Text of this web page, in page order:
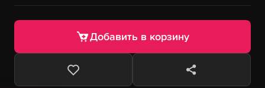
Добавить в корзину